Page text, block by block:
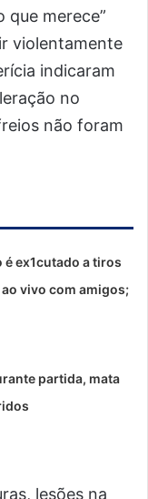
que merece”
violentamente
indicaram
no
não foram
ex1cutado a tiros
vivo com amigos;
partida, mata
lesões na